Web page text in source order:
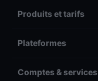
Produits et tarifs
Plateformes
Comptes & services